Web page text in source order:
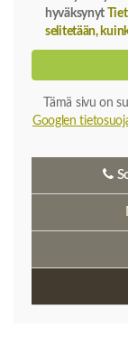
hyväksynyt
selitetään,
Tämä sivu on
Googlen